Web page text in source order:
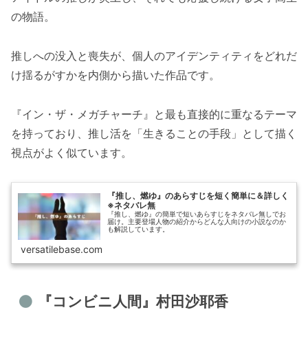
の物語。
推しへの没入と喪失が、個人のアイデンティティをどれだ
け揺るがすかを内側から描いた作品です。
『イン・ザ・メガチャーチ』と最も直接的に重なるテーマ
を持っており、推し活を「生きることの手段」として描く
視点がよく似ています。
『推し、燃ゆ』のあらすじを短く簡単に＆詳しく
※ネタバレ無
『推し、燃ゆ』の簡単で短いあらすじをネタバレ無しでお
届け。主要登場人物の紹介からどんな人向けの小説なのか
も解説しています。
versatilebase.com
『コンビニ人間』村田沙耶香